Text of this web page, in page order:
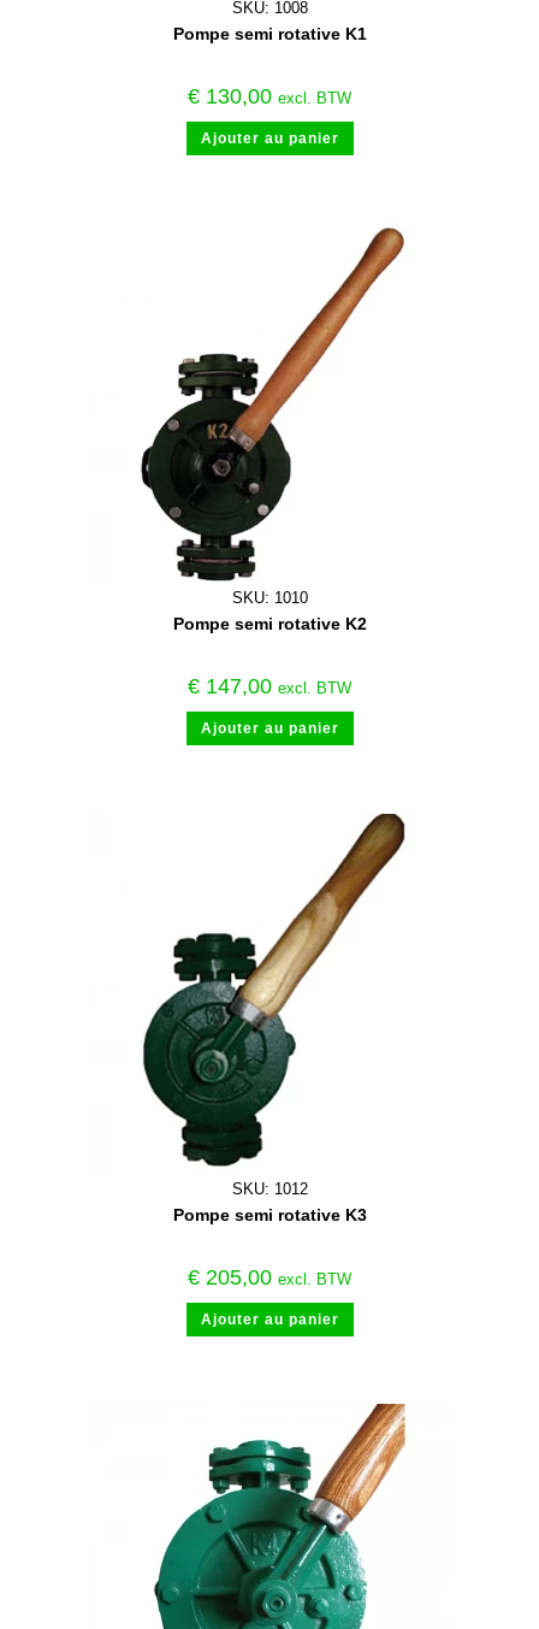
SKU: 1008
Pompe semi rotative K1
€ 130,00 excl. BTW
Ajouter au panier
SKU: 1010
Pompe semi rotative K2
€ 147,00 excl. BTW
Ajouter au panier
SKU: 1012
Pompe semi rotative K3
€ 205,00 excl. BTW
Ajouter au panier